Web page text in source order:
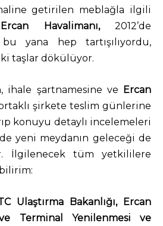
getirilen meblağla ilgili
Havalimanı, 2012’de
yana hep tartışılıyordu,
taşlar dökülüyor.
şartnamesine ve Ercan
ortaklı şirkete teslim günlerine
konuyu detaylı incelemeleri
yeni meydanın geleceği de
İlgilenecek tüm yetkililere
Ulaştırma Bakanlığı, Ercan
Terminal Yenilenmesi
ve